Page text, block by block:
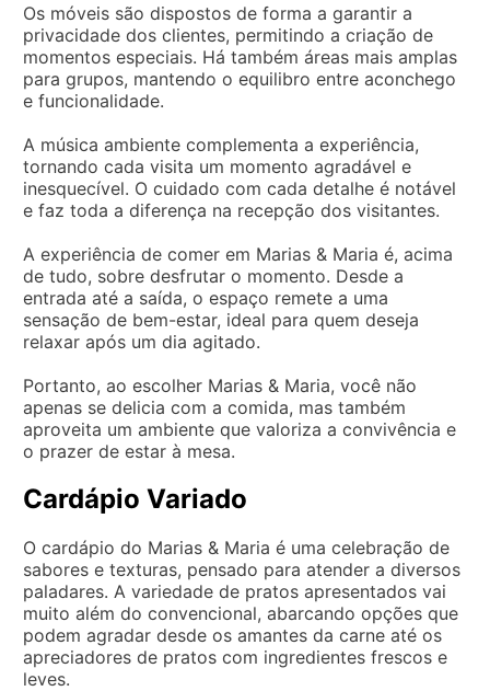
Os móveis são dispostos de forma a garantir a
privacidade dos clientes, permitindo a criação de
momentos especiais. Há também áreas mais amplas
para grupos, mantendo o equilibro entre aconchego
e funcionalidade.
A música ambiente complementa a experiência,
tornando cada visita um momento agradável e
inesquecível. O cuidado com cada detalhe é notável
e faz toda a diferença na recepção dos visitantes.
A experiência de comer em Marias & Maria é, acima
de tudo, sobre desfrutar o momento. Desde a
entrada até a saída, o espaço remete a uma
sensação de bem-estar, ideal para quem deseja
relaxar após um dia agitado.
Portanto, ao escolher Marias & Maria, você não
apenas se delicia com a comida, mas também
aproveita um ambiente que valoriza a convivência e
o prazer de estar à mesa.
Cardápio Variado
O cardápio do Marias & Maria é uma celebração de
sabores e texturas, pensado para atender a diversos
paladares. A variedade de pratos apresentados vai
muito além do convencional, abarcando opções que
podem agradar desde os amantes da carne até os
apreciadores de pratos com ingredientes frescos e
leves.